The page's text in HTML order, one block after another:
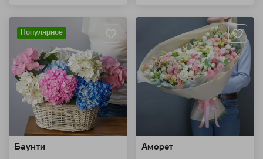
Популярное
Баунти Аморет